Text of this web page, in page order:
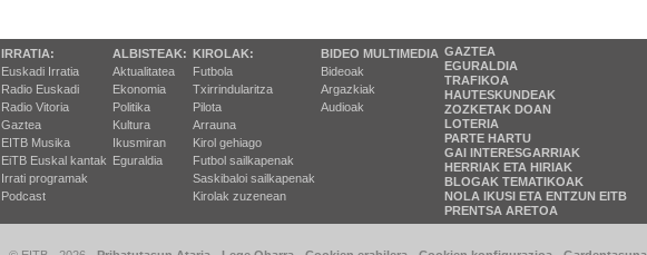
IRRATIA:
Euskadi Irratia
Radio Euskadi
Radio Vitoria
Gaztea
EITB Musika
EiTB Euskal kantak
Irrati programak
Podcast
ALBISTEAK:
Aktualitatea
Ekonomia
Politika
Kultura
Ikusmiran
Eguraldia
KIROLAK:
Futbola
Txirrindularitza
Pilota
Arrauna
Kirol gehiago
Futbol sailkapenak
Saskibaloi sailkapenak
Kirolak zuzenean
BIDEO MULTIMEDIA
Bideoak
Argazkiak
Audioak
GAZTEA
EGURALDIA
TRAFIKOA
HAUTESKUNDEAK
ZOZKETAK DOAN
LOTERIA
PARTE HARTU
GAI INTERESGARRIAK
HERRIAK ETA HIRIAK
BLOGAK TEMATIKOAK
NOLA IKUSI ETA ENTZUN EITB
PRENTSA ARETOA